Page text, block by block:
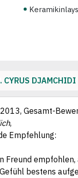
Keramikinlays
CYRUS DJAMCHIDI
, Gesamt-
,
Empfehlung:
Freund
bestens